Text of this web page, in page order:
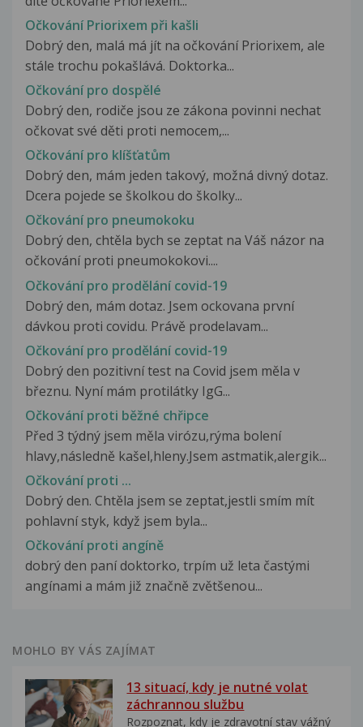
Očkování Priorixem při kašli
Dobrý den, malá má jít na očkování Priorixem, ale
stále trochu pokašlává. Doktorka...
Očkování pro dospělé
Dobrý den, rodiče jsou ze zákona povinni nechat
očkovat své děti proti nemocem,...
Očkování pro klíšťatům
Dobrý den, mám jeden takový, možná divný dotaz.
Dcera pojede se školkou do školky...
Očkování pro pneumokoku
Dobrý den, chtěla bych se zeptat na Váš názor na
očkování proti pneumokokovi....
Očkování pro prodělání covid-19
Dobrý den, mám dotaz. Jsem ockovana první
dávkou proti covidu. Právě prodelavam...
Očkování pro prodělání covid-19
Dobrý den pozitivní test na Covid jsem měla v
březnu. Nyní mám protilátky IgG...
Očkování proti běžné chřipce
Před 3 týdný jsem měla virózu,rýma bolení
hlavy,následně kašel,hleny.Jsem astmatik,alergik...
Očkování proti ...
Dobrý den. Chtěla jsem se zeptat,jestli smím mít
pohlavní styk, když jsem byla...
Očkování proti angíně
dobrý den paní doktorko, trpím už leta častými
angínami a mám již značně zvětšenou...
MOHLO BY VÁS ZAJÍMAT
13 situací, kdy je nutné volat
záchrannou službu
Rozpoznat, kdy je zdravotní stav vážný